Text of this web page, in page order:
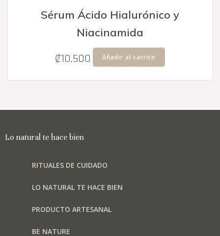
Sérum Ácido Hialurónico y
Niacinamida
₡10,500 Añadir al carrito
Lo natural te hace bien
RITUALES DE CUIDADO
LO NATURAL TE HACE BIEN
PRODUCTO ARTESANAL
BE NATURE